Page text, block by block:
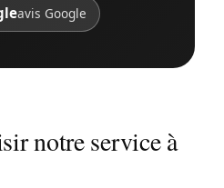
avis Google
notre service à